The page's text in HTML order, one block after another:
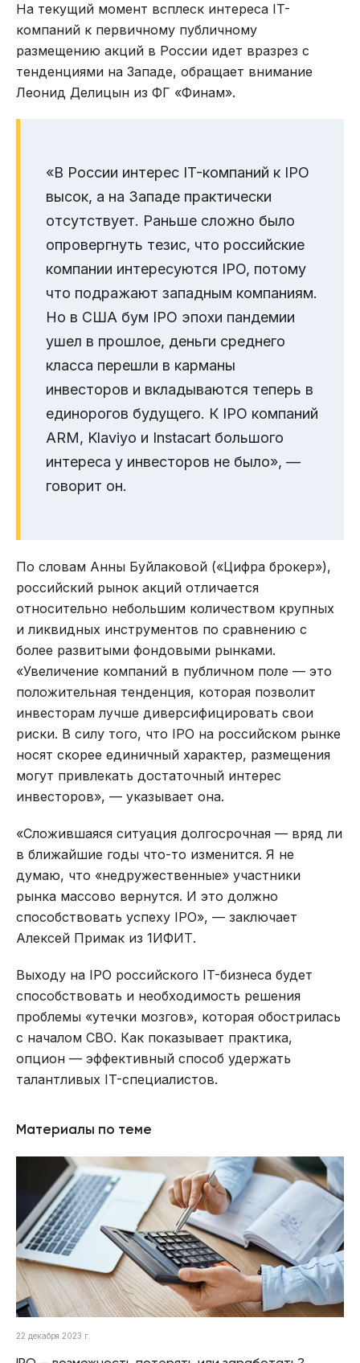
На текущий момент всплеск интереса IT-
компаний к первичному публичному
размещению акций в России идет вразрез с
тенденциями на Западе, обращает внимание
Леонид Делицын из ФГ «Финам».
«В России интерес IT-компаний к IPO
высок, а на Западе практически
отсутствует. Раньше сложно было
опровергнуть тезис, что российские
компании интересуются IPO, потому
что подражают западным компаниям.
Но в США бум IPO эпохи пандемии
ушел в прошлое, деньги среднего
класса перешли в карманы
инвесторов и вкладываются теперь в
единорогов будущего. К IPO компаний
ARM, Klaviyo и Instacart большого
интереса у инвесторов не было», —
говорит он.
По словам Анны Буйлаковой («Цифра брокер»),
российский рынок акций отличается
относительно небольшим количеством крупных
и ликвидных инструментов по сравнению с
более развитыми фондовыми рынками.
«Увеличение компаний в публичном поле — это
положительная тенденция, которая позволит
инвесторам лучше диверсифицировать свои
риски. В силу того, что IPO на российском рынке
носят скорее единичный характер, размещения
могут привлекать достаточный интерес
инвесторов», — указывает она.
«Сложившаяся ситуация долгосрочная — вряд ли
в ближайшие годы что-то изменится. Я не
думаю, что «недружественные» участники
рынка массово вернутся. И это должно
способствовать успеху IPO», — заключает
Алексей Примак из 1ИФИТ.
Выходу на IPO российского IT-бизнеса будет
способствовать и необходимость решения
проблемы «утечки мозгов», которая обострилась
с началом СВО. Как показывает практика,
опцион — эффективный способ удержать
талантливых IT-специалистов.
Материалы по теме
22 декабря 2023 г.